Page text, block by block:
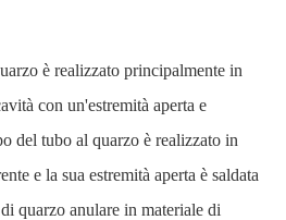
è realizzato principalmente in
con un'estremità aperta e
del tubo al quarzo è realizzato in
e la sua estremità aperta è saldata
quarzo anulare in materiale di